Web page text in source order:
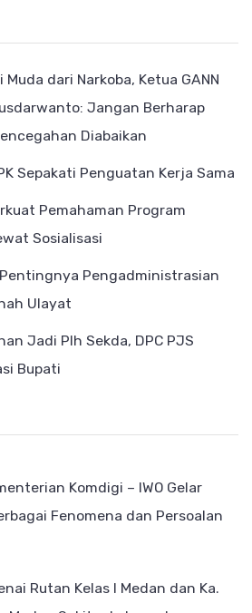
dari Narkoba, Ketua GANN
Jangan Berharap
Diabaikan
Sepakati Penguatan Kerja Sama
Pemahaman Program
Sosialisasi
Pengadministrasian
Ulayat
Jadi Plh Sekda, DPC PJS
Bupati
Komdigi – IWO Gelar
Fenomena dan Persoalan
Rutan Kelas I Medan dan Ka.